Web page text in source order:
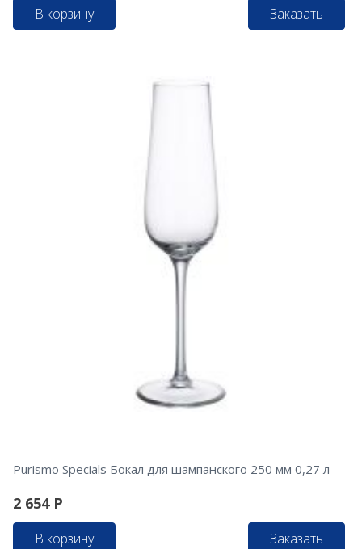
В корзину Заказать
Purismo Specials Бокал для шампанского 250 мм 0,27 л
2 654 Р
В корзину Заказать